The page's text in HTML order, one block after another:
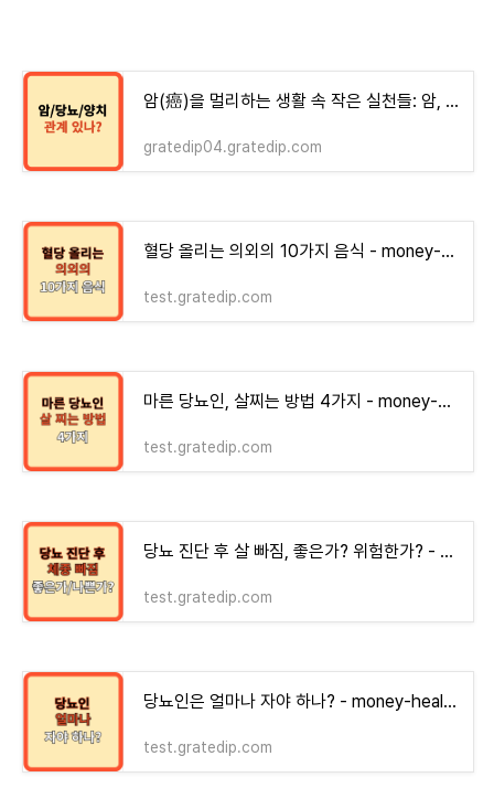
암(癌)을 멀리하는 생활 속 작은 실천들: 암, 당뇨, 양치질
gratedip04.gratedip.com
혈당 올리는 의외의 10가지 음식 - money-health
test.gratedip.com
마른 당뇨인, 살찌는 방법 4가지 - money-health
test.gratedip.com
당뇨 진단 후 살 빠짐, 좋은가? 위험한가? - money-health
test.gratedip.com
당뇨인은 얼마나 자야 하나? - money-health
test.gratedip.com